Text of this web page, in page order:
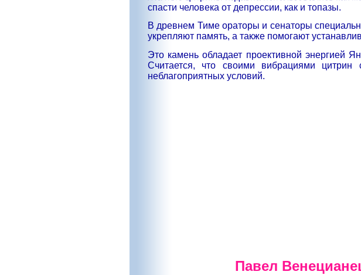
спасти человека от депрессии, как и топазы.
В древнем Тиме ораторы и сенаторы
укрепляют память, а также помогают
Это камень обладает проективной энергией
Считается, что своими вибрациями цитрин
неблагоприятных условий.
Павел